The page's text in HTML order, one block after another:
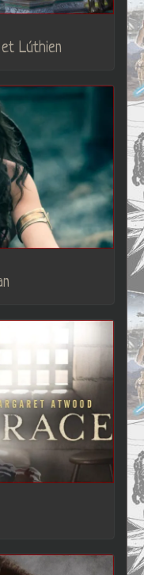
et Lúthien